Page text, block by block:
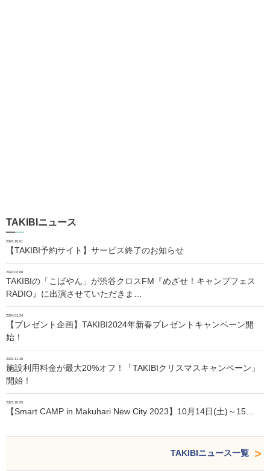
TAKIBIニュース
2024.10.01
【TAKIBI予約サイト】サービス終了のお知らせ
2024.02.06
TAKIBIの「こばやん」が渋谷クロスFM『めざせ！キャンプフェス
RADIO』に出演させていただきま…
2024.01.24
【プレゼント企画】TAKIBI2024年新春プレゼントキャンペーン開
始！
2023.11.30
施設利用料金が最大20%オフ！「TAKIBIクリスマスキャンペーン」
開始！
2023.10.05
【Smart CAMP in Makuhari New City 2023】10月14日(土)～15…
TAKIBIニュース一覧